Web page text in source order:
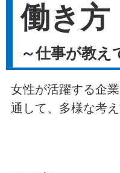
働き方
～仕事が教え
女性が活躍する企
通して、多様な考